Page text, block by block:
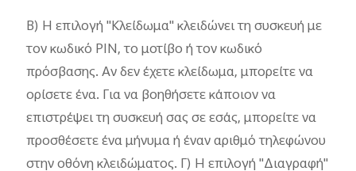
Β) Η επιλογή "Κλείδωμα" κλειδώνει τη συσκευή με
τον κωδικό PIN, το μοτίβο ή τον κωδικό
πρόσβασης. Αν δεν έχετε κλείδωμα, μπορείτε να
ορίσετε ένα. Για να βοηθήσετε κάποιον να
επιστρέψει τη συσκευή σας σε εσάς, μπορείτε να
προσθέσετε ένα μήνυμα ή έναν αριθμό τηλεφώνου
στην οθόνη κλειδώματος. Γ) Η επιλογή "Διαγραφή"